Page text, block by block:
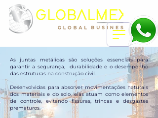
As juntas metálicas são soluções essenciais para
garantir a segurança, durabilidade e o desempenho
das estruturas na construção civil.
Desenvolvidas para absorver movimentações naturais
dos materiais e do solo, elas atuam como elementos
de controle, evitando fissuras, trincas e desgastes
prematuros.